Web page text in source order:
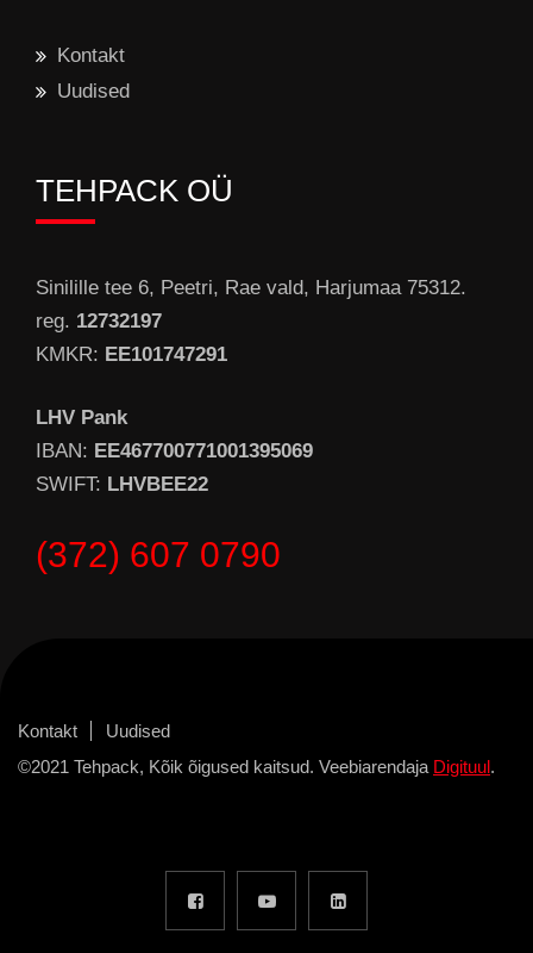
Kontakt
Uudised
TEHPACK OÜ
Sinilille tee 6, Peetri, Rae vald, Harjumaa 75312.
reg. 12732197
KMKR: EE101747291
LHV Pank
IBAN: EE467700771001395069
SWIFT: LHVBEE22
(372) 607 0790
Kontakt
Uudised
©2021 Tehpack, Kõik õigused kaitsud. Veebiarendaja Digituul.